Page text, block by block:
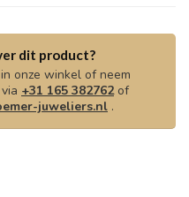
dit product?
onze winkel of neem
+31 165 382762of
juweliers.nl .